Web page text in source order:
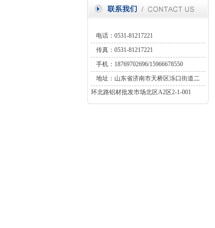
电话：0531-81217221
传真：0531-81217221
手机：18769702696/15966678550
地址：山东省济南市天桥区泺口街道二
环北路铝材批发市场北区A2区2-1-001